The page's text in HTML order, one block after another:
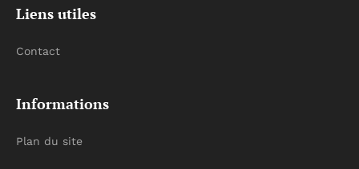
Liens utiles
Contact
Informations
Plan du site